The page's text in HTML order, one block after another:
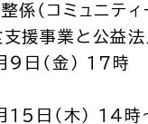
係（コミュニテ
援事業と公益法
９日（金） １７時
１５日（木） １４